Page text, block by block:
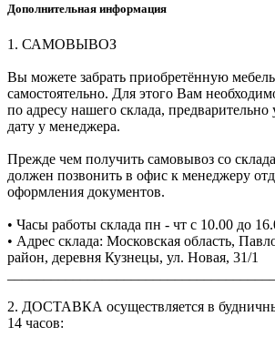
Дополнительная информация
1. САМОВЫВОЗ
Вы можете забрать приобретённую
самостоятельно. Для этого Вам
по адресу нашего склада,
дату у менеджера.
Прежде чем получить самовывоз со
должен позвонить в офис к менеджеру
оформления документов.
• Часы работы склада пн - чт с 10.00 до
• Адрес склада: Московская область,
район, деревня Кузнецы, ул. Новая, 31/1
2. ДОСТАВКА осуществляется в
14 часов: